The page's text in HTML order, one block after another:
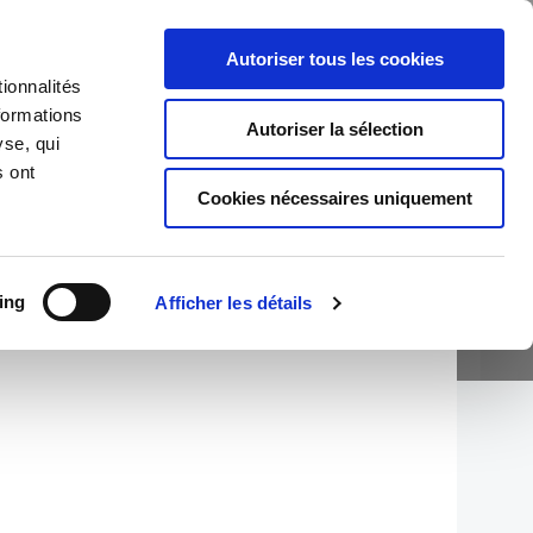
qui
ont
Afficher les détails
Autoriser tous les cookies
Autoriser la sélection
Cookies nécessaires uniquement
TÉMOIGNAGES CONTACT